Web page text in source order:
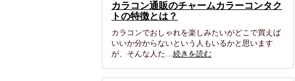
カラコン通販のチャームカラーコンタク
トの特徴とは？
カラコンでおしゃれを楽しみたいがどこで買えば
いいか分からないという人もいるかと思います
が、そんな人た…続きを読む